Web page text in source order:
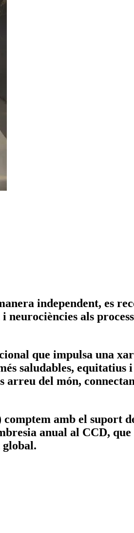
independent, es
als
que impulsa una
saludables, equitatius i
del món,
comptem amb el suport
anual al CCD,